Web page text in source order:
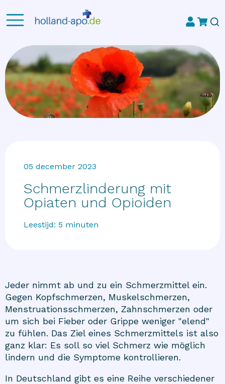
05 december 2023
Schmerzlinderung mit
Opiaten und Opioiden
Leestijd: 5 minuten
Jeder nimmt ab und zu ein Schmerzmittel ein.
Gegen Kopfschmerzen, Muskelschmerzen,
Menstruationsschmerzen, Zahnschmerzen oder
um sich bei Fieber oder Grippe weniger "elend"
zu fühlen. Das Ziel eines Schmerzmittels ist also
ganz klar: Es soll so viel Schmerz wie möglich
lindern und die Symptome kontrollieren.
In Deutschland gibt es eine Reihe verschiedener